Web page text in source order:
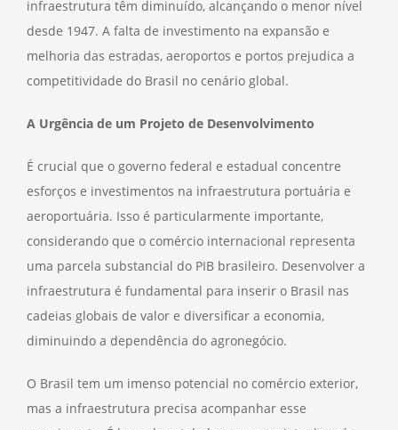
infraestrutura têm diminuído, alcançando o menor nível
desde 1947. A falta de investimento na expansão e
melhoria das estradas, aeroportos e portos prejudica a
competitividade do Brasil no cenário global.
A Urgência de um Projeto de Desenvolvimento
É crucial que o governo federal e estadual concentre
esforços e investimentos na infraestrutura portuária e
aeroportuária. Isso é particularmente importante,
considerando que o comércio internacional representa
uma parcela substancial do PIB brasileiro. Desenvolver a
infraestrutura é fundamental para inserir o Brasil nas
cadeias globais de valor e diversificar a economia,
diminuindo a dependência do agronegócio.
O Brasil tem um imenso potencial no comércio exterior,
mas a infraestrutura precisa acompanhar esse